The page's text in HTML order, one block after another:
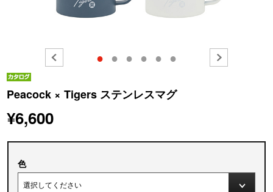
● ● ● ● ● ●
Peacock × Tigers ステンレスマグ
¥6,600
色